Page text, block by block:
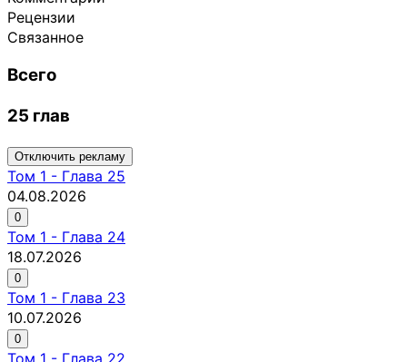
Рецензии
Связанное
Всего
25 глав
Отключить рекламу
Том 1 - Глава 25
04.08.2026
0
Том 1 - Глава 24
18.07.2026
0
Том 1 - Глава 23
10.07.2026
0
Том 1 - Глава 22